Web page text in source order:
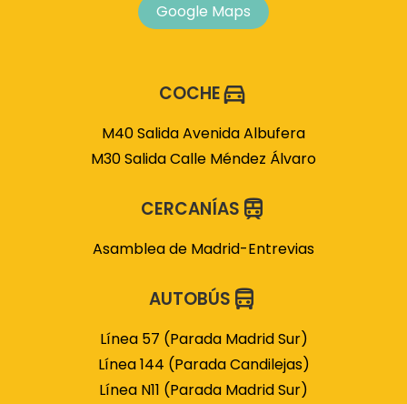
Google Maps
COCHE
M40 Salida Avenida Albufera
M30 Salida Calle Méndez Álvaro
CERCANÍAS
Asamblea de Madrid-Entrevias
AUTOBÚS
Línea 57 (Parada Madrid Sur)
Línea 144 (Parada Candilejas)
Línea N11 (Parada Madrid Sur)